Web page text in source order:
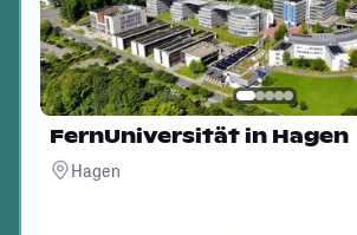
FernUniversität in Hagen
Hagen